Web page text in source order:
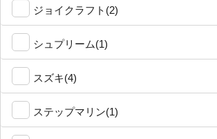
ジョイクラフト(2)
シュプリーム(1)
スズキ(4)
ステップマリン(1)